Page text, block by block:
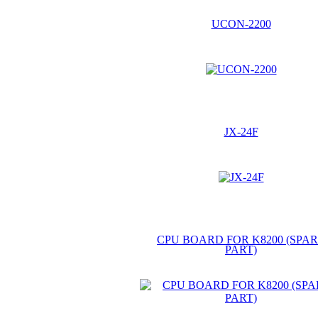
UCON-2200
JX-24F
CPU BOARD FOR K8200
PART)